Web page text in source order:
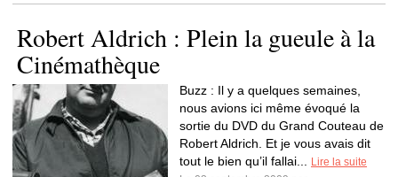
Robert Aldrich : Plein la gueule à la
Cinémathèque
Buzz : Il y a quelques semaines,
nous avions ici même évoqué la
sortie du DVD du Grand Couteau de
Robert Aldrich. Et je vous avais dit
tout le bien qu’il fallai...
Lire la suite